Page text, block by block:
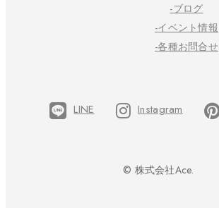
-ブログ
-イベント情報
-各種お問合せ
© 株式会社Ace.
LINE Instagram